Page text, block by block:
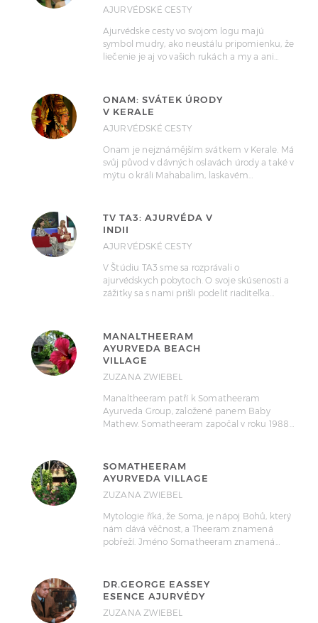
AJURVÉDSKÉ CESTY
Ajurvédske cesty vo svojom logu majú
symbol mudry, ako neustálu pripomienku, že
liečenie je aj vo vašich rukách a my a ani…
ONAM: SVÁTEK ÚRODY
V KERALE
AJURVÉDSKÉ CESTY
Onam je nejznámějším svátkem v Kerale. Má
svůj původ v dávných oslavách úrody a také v
mýtu o králi Mahabalim, laskavém…
TV TA3: AJURVÉDA V
INDII
AJURVÉDSKÉ CESTY
V Štúdiu TA3 sme sa rozprávali o
ajurvédskych pobytoch. O svoje skúsenosti a
zážitky sa s nami prišli podeliť riaditeľka…
MANALTHEERAM
AYURVEDA BEACH
VILLAGE
ZUZANA ZWIEBEL
Manaltheeram patří k Somatheeram
Ayurveda Group, založené panem Baby
Mathew. Somatheeram započal v roku 1988…
SOMATHEERAM
AYURVEDA VILLAGE
ZUZANA ZWIEBEL
Mytologie říká, že Soma, je nápoj Bohů, který
nám dává věčnost, a Theeram znamená
pobřeží. Jméno Somatheeram znamená…
DR.GEORGE EASSEY
ESENCE AJURVÉDY
ZUZANA ZWIEBEL